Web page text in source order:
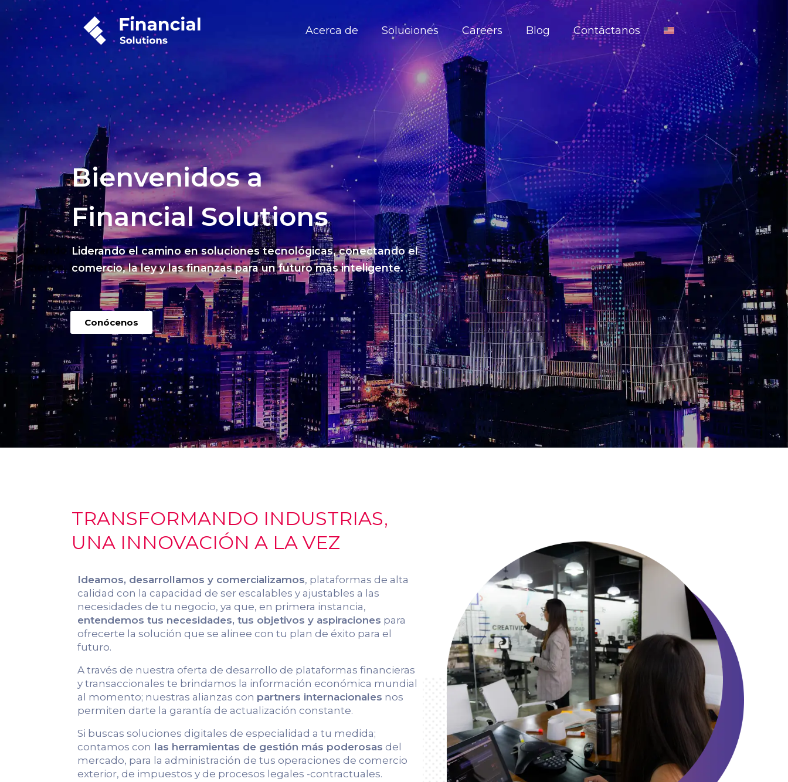
Acerca de Soluciones Careers Blog Contáctanos
Bienvenidos a
Financial Solutions
Liderando el camino en soluciones tecnológicas, conectando el
comercio, la ley y las finanzas para un futuro más inteligente.
Conócenos
TRANSFORMANDO INDUSTRIAS,
UNA INNOVACIÓN A LA VEZ
Ideamos, desarrollamos y comercializamos, plataformas de alta
calidad con la capacidad de ser escalables y ajustables a las
necesidades de tu negocio, ya que, en primera instancia,
entendemos tus necesidades, tus objetivos y aspiraciones para
ofrecerte la solución que se alinee con tu plan de éxito para el
futuro.
A través de nuestra oferta de desarrollo de plataformas financieras
y transaccionales te brindamos la información económica mundial
al momento; nuestras alianzas con partners internacionales nos
permiten darte la garantía de actualización constante.
Si buscas soluciones digitales de especialidad a tu medida;
contamos con las herramientas de gestión más poderosas del
mercado, para la administración de tus operaciones de comercio
exterior, de impuestos y de procesos legales -contractuales.